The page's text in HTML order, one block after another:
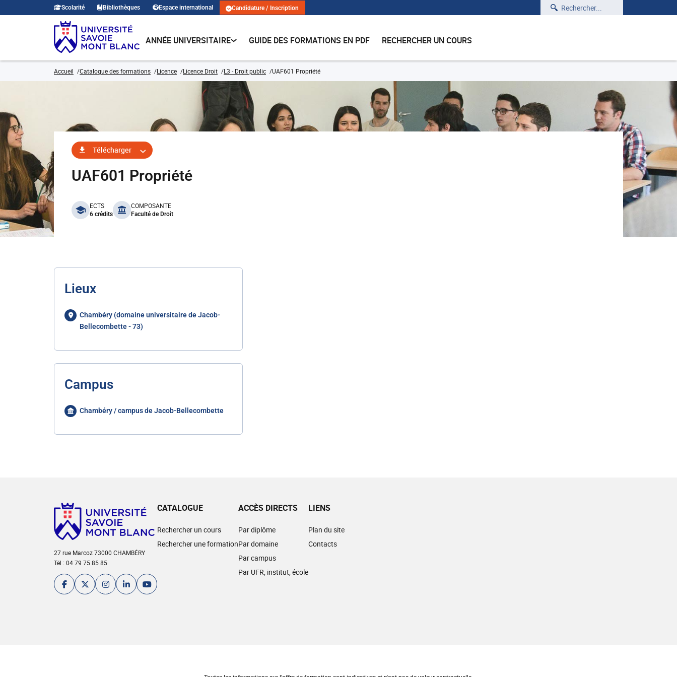
Scolarité Bibliothèques Espace international Candidature / Inscription Rechercher
ANNÉE UNIVERSITAIRE GUIDE DES FORMATIONS EN PDF RECHERCHER UN COURS
Accueil Catalogue des formations Licence Licence Droit L3 - Droit public UAF601 Propriété
Télécharger
UAF601 Propriété
benefits
ECTS
6 crédits
COMPOSANTE
Faculté de Droit
Lieux
Chambéry (domaine universitaire de Jacob-
Bellecombette - 73)
Campus
Chambéry / campus de Jacob-Bellecombette
27 rue Marcoz 73000 CHAMBÉRY
Tél : 04 79 75 85 85
CATALOGUE
Rechercher un cours
Rechercher une formation
ACCÈS DIRECTS
Par diplôme
Par domaine
Par campus
Par UFR, institut, école
LIENS
Plan du site
Contacts